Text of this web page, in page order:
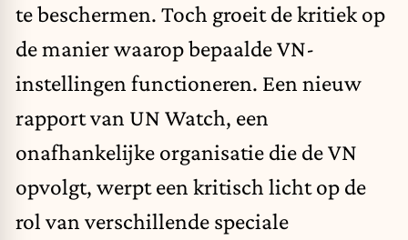
te beschermen. Toch groeit de kritiek op
de manier waarop bepaalde VN-
instellingen functioneren. Een nieuw
rapport van UN Watch, een
onafhankelijke organisatie die de VN
opvolgt, werpt een kritisch licht op de
rol van verschillende speciale